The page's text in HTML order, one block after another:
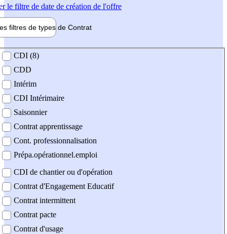
le filtre de date de création de l'offre
filtres de types de Contrat
contrat
CDI (8)
CDD
Intérim
CDI Intérimaire
Saisonnier
Contrat apprentissage
Cont. professionnalisation
Prépa.opérationnel.emploi
CDI de chantier ou d'opération
Contrat d'Engagement Educatif
Contrat intermittent
Contrat pacte
Contrat d'usage